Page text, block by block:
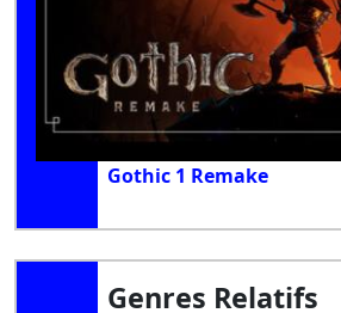
Gothic 1 Remake
Genres Relatifs